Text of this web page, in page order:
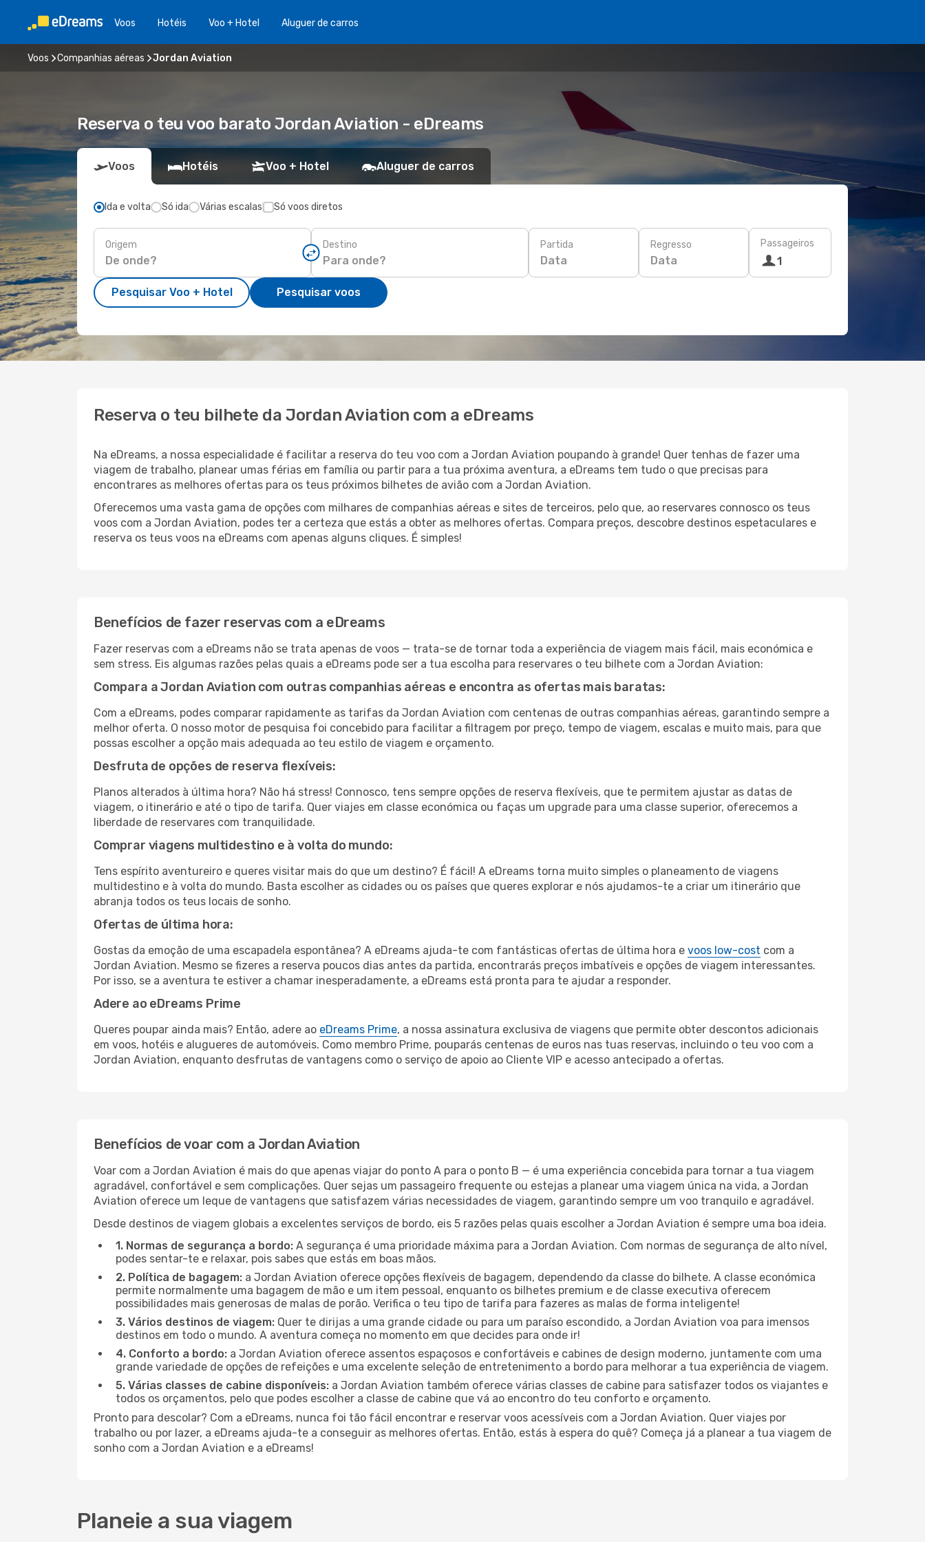
Voos Hotéis Voo + Hotel Aluguer de carros
Voos Companhias aéreas Jordan Aviation
Reserva o teu voo barato Jordan Aviation - eDreams
Voos Hotéis Voo + Hotel Aluguer de carros
Ida e volta Só ida Várias escalas Só voos diretos
Origem Destino Partida
Data
Regresso
Data
Passageiros
1
Pesquisar Voo + Hotel Pesquisar voos
Reserva o teu bilhete da Jordan Aviation com a eDreams
Na eDreams, a nossa especialidade é facilitar a reserva do teu voo com a Jordan Aviation poupando à grande! Quer tenhas de fazer uma
viagem de trabalho, planear umas férias em família ou partir para a tua próxima aventura, a eDreams tem tudo o que precisas para
encontrares as melhores ofertas para os teus próximos bilhetes de avião com a Jordan Aviation.
Oferecemos uma vasta gama de opções com milhares de companhias aéreas e sites de terceiros, pelo que, ao reservares connosco os teus
voos com a Jordan Aviation, podes ter a certeza que estás a obter as melhores ofertas. Compara preços, descobre destinos espetaculares e
reserva os teus voos na eDreams com apenas alguns cliques. É simples!
Benefícios de fazer reservas com a eDreams
Fazer reservas com a eDreams não se trata apenas de voos — trata-se de tornar toda a experiência de viagem mais fácil, mais económica e
sem stress. Eis algumas razões pelas quais a eDreams pode ser a tua escolha para reservares o teu bilhete com a Jordan Aviation:
Compara a Jordan Aviation com outras companhias aéreas e encontra as ofertas mais baratas:
Com a eDreams, podes comparar rapidamente as tarifas da Jordan Aviation com centenas de outras companhias aéreas, garantindo sempre a
melhor oferta. O nosso motor de pesquisa foi concebido para facilitar a filtragem por preço, tempo de viagem, escalas e muito mais, para que
possas escolher a opção mais adequada ao teu estilo de viagem e orçamento.
Desfruta de opções de reserva flexíveis:
Planos alterados à última hora? Não há stress! Connosco, tens sempre opções de reserva flexíveis, que te permitem ajustar as datas de
viagem, o itinerário e até o tipo de tarifa. Quer viajes em classe económica ou faças um upgrade para uma classe superior, oferecemos a
liberdade de reservares com tranquilidade.
Comprar viagens multidestino e à volta do mundo:
Tens espírito aventureiro e queres visitar mais do que um destino? É fácil! A eDreams torna muito simples o planeamento de viagens
multidestino e à volta do mundo. Basta escolher as cidades ou os países que queres explorar e nós ajudamos-te a criar um itinerário que
abranja todos os teus locais de sonho.
Ofertas de última hora:
Gostas da emoção de uma escapadela espontânea? A eDreams ajuda-te com fantásticas ofertas de última hora e voos low-cost com a
Jordan Aviation. Mesmo se fizeres a reserva poucos dias antes da partida, encontrarás preços imbatíveis e opções de viagem interessantes.
Por isso, se a aventura te estiver a chamar inesperadamente, a eDreams está pronta para te ajudar a responder.
Adere ao eDreams Prime
Queres poupar ainda mais? Então, adere ao eDreams Prime, a nossa assinatura exclusiva de viagens que permite obter descontos adicionais
em voos, hotéis e alugueres de automóveis. Como membro Prime, pouparás centenas de euros nas tuas reservas, incluindo o teu voo com a
Jordan Aviation, enquanto desfrutas de vantagens como o serviço de apoio ao Cliente VIP e acesso antecipado a ofertas.
Benefícios de voar com a Jordan Aviation
Voar com a Jordan Aviation é mais do que apenas viajar do ponto A para o ponto B — é uma experiência concebida para tornar a tua viagem
agradável, confortável e sem complicações. Quer sejas um passageiro frequente ou estejas a planear uma viagem única na vida, a Jordan
Aviation oferece um leque de vantagens que satisfazem várias necessidades de viagem, garantindo sempre um voo tranquilo e agradável.
Desde destinos de viagem globais a excelentes serviços de bordo, eis 5 razões pelas quais escolher a Jordan Aviation é sempre uma boa ideia.
1. Normas de segurança a bordo: A segurança é uma prioridade máxima para a Jordan Aviation. Com normas de segurança de alto nível,
podes sentar-te e relaxar, pois sabes que estás em boas mãos.
2. Política de bagagem: a Jordan Aviation oferece opções flexíveis de bagagem, dependendo da classe do bilhete. A classe económica
permite normalmente uma bagagem de mão e um item pessoal, enquanto os bilhetes premium e de classe executiva oferecem
possibilidades mais generosas de malas de porão. Verifica o teu tipo de tarifa para fazeres as malas de forma inteligente!
3. Vários destinos de viagem: Quer te dirijas a uma grande cidade ou para um paraíso escondido, a Jordan Aviation voa para imensos
destinos em todo o mundo. A aventura começa no momento em que decides para onde ir!
4. Conforto a bordo: a Jordan Aviation oferece assentos espaçosos e confortáveis e cabines de design moderno, juntamente com uma
grande variedade de opções de refeições e uma excelente seleção de entretenimento a bordo para melhorar a tua experiência de viagem.
5. Várias classes de cabine disponíveis: a Jordan Aviation também oferece várias classes de cabine para satisfazer todos os viajantes e
todos os orçamentos, pelo que podes escolher a classe de cabine que vá ao encontro do teu conforto e orçamento.
Pronto para descolar? Com a eDreams, nunca foi tão fácil encontrar e reservar voos acessíveis com a Jordan Aviation. Quer viajes por
trabalho ou por lazer, a eDreams ajuda-te a conseguir as melhores ofertas. Então, estás à espera do quê? Começa já a planear a tua viagem de
sonho com a Jordan Aviation e a eDreams!
Planeie a sua viagem